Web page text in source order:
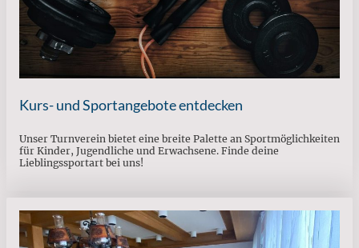
Kurs- und Sportangebote entdecken
Unser Turnverein bietet eine breite Palette an Sportmöglichkeiten
für Kinder, Jugendliche und Erwachsene. Finde deine
Lieblingssportart bei uns!